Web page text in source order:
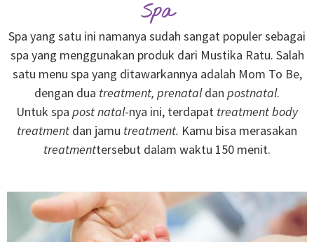
Spa
Spa yang satu ini namanya sudah sangat populer sebagai
spa yang menggunakan produk dari Mustika Ratu. Salah
satu menu spa yang ditawarkannya adalah Mom To Be,
dengan dua treatment, prenataldan postnatal.
Untuk spa post natal-nya ini, terdapat treatmentbody
treatment dan jamu treatment. Kamu bisa merasakan
treatmenttersebut dalam waktu 150 menit.